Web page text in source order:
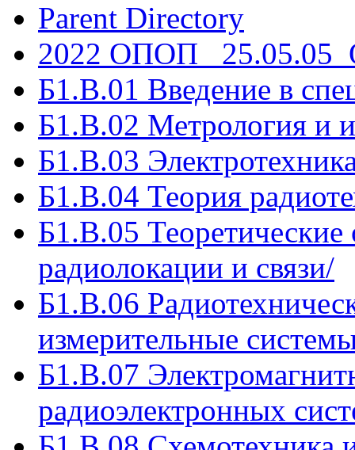
Parent Directory
2022 ОПОП
Б1.В.01 Введение в
Б1.В.02 Метрология и
Б1.В.03
Б1.В.04 Теория
Б1.В.05
радиолокации и связи/
Б1.В.06
измерительные
Б1.В.07
радиоэлектронных